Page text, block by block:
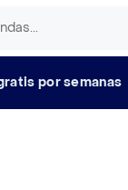
por semanas